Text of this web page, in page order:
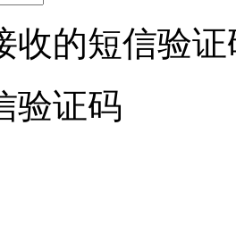
收的短信验证
验证码